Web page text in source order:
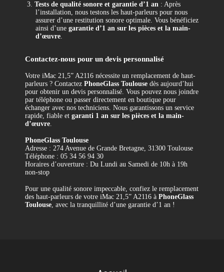
3. Tests de qualité sonore et garantie d’1 an : Après
l’installation, nous testons les haut-parleurs pour nous
assurer d’une restitution sonore optimale. Vous bénéficiez
ainsi d’une garantie d’1 an sur les pièces et la main-
d’œuvre.
Contactez-nous pour un devis personnalisé
Votre iMac 21,5” A2116 nécessite un remplacement de haut-
parleurs ? Contactez PhoneGlass Toulouse dès aujourd’hui
pour obtenir un devis personnalisé. Vous pouvez nous joindre
par téléphone ou passer directement en boutique pour
échanger avec nos techniciens. Nous garantissons un service
rapide, fiable et garanti 1 an sur les pièces et la main-
d’œuvre.
PhoneGlass Toulouse
Adresse : 274 Avenue de Grande Bretagne, 31300 Toulouse
Téléphone : 05 34 56 94 30
Horaires d’ouverture : Du Lundi au Samedi de 10h à 19h
non-stop
Pour une qualité sonore impeccable, confiez le remplacement
des haut-parleurs de votre iMac 21,5” A2116 à PhoneGlass
Toulouse, avec la tranquillité d’une garantie d’1 an !